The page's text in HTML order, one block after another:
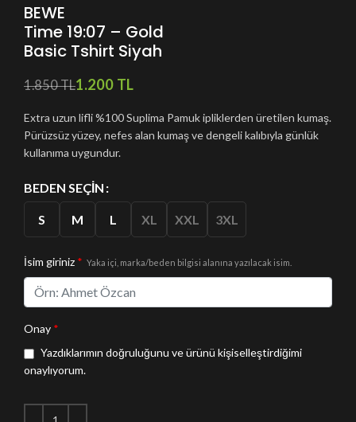
BEWE
Time 19:07 – Gold
Basic Tshirt Siyah
1.850TL1.200 TL
Extra uzun lifli %100 Suplima Pamuk ipliklerden üretilen kumaş.
Pürüzsüz yüzey, nefes alan kumaş ve dengeli kalıbıyla günlük
kullanıma uygundur.
BEDEN SEÇIN
S M L XL XXL 3XL
İsim giriniz * Yaka içi, marka/beden bilgisi alanına yazılacak isim.
Onay *
Yazdıklarımın doğruluğunu ve ürünü kişiselleştirdiğimi
onaylıyorum.